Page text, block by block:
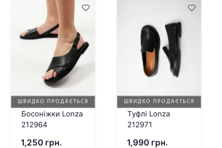
ШВИДКО ПРОДАЄТЬСЯ
Босоніжки Lonza
212964
1,250 грн.
ШВИДКО ПРОДАЄТЬСЯ
Туфлі Lonza
212971
1,990 грн.